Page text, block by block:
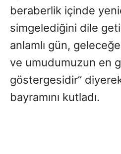
beraberlik içinde
simgelediğini dile
anlamlı gün, geleceğe
ve umudumuzun en
göstergesidir”
bayramını kutladı.